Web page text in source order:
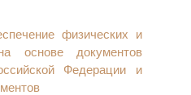
согласование
участка
физических и
основе документов
Федерации и